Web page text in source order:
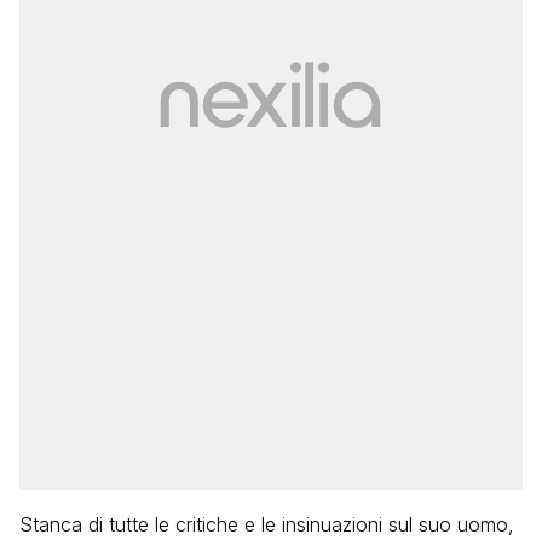
Stanca di tutte le critiche e le insinuazioni sul suo uomo,